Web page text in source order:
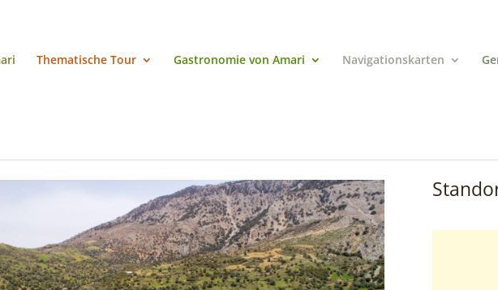
Thematische Tour Gastronomie von Amari Navigationskarten